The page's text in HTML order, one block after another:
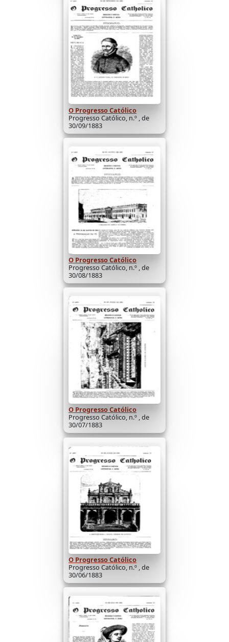
O Progresso Católico
Progresso Católico, n.º , de
30/09/1883
O Progresso Católico
Progresso Católico, n.º , de
30/08/1883
O Progresso Católico
Progresso Católico, n.º , de
30/07/1883
O Progresso Católico
Progresso Católico, n.º , de
30/06/1883